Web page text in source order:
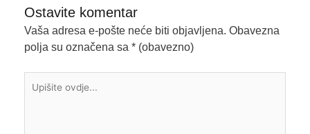
Ostavite komentar
Vaša adresa e-pošte neće biti objavljena. Obavezna
polja su označena sa * (obavezno)
ovdje...